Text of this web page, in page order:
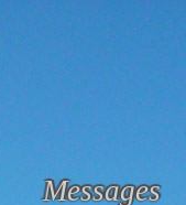
Messages